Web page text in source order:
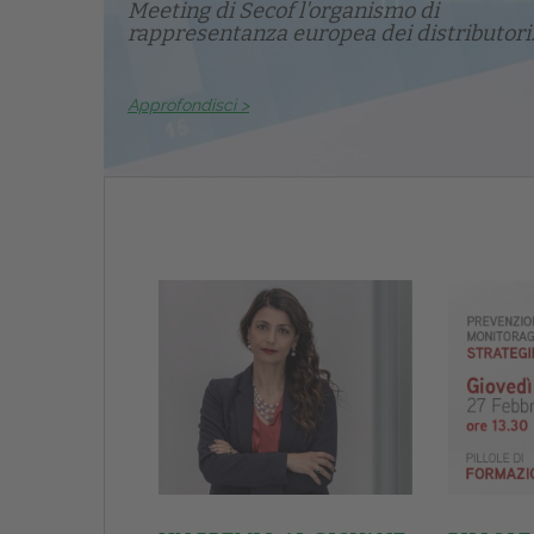
Meeting di Secof l'organismo di
rappresentanza europea dei
Approfondisci >